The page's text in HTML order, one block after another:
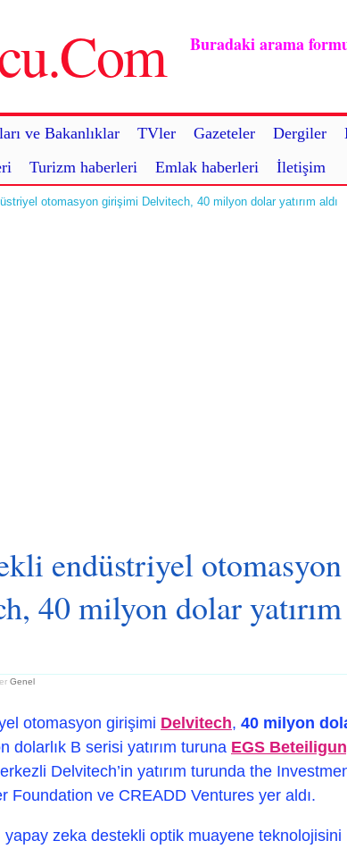
ve Bakanlıklar TVler Gazeteler Dergiler
Turizm haberleri Emlak haberleri İletişim
Buradaki arama
otomasyon girişimi Delvitech, 40 milyon dolar yatırım aldı
endüstriyel otomasyon
40 milyon dolar yatırım
Genel
otomasyon girişimi Delvitech, 40 milyon
dolarlık B serisi yatırım turuna EGS
Delvitech’in yatırım turunda the
Foundation ve CREADD Ventures yer aldı.
yapay zeka destekli optik muayene teknolojisini